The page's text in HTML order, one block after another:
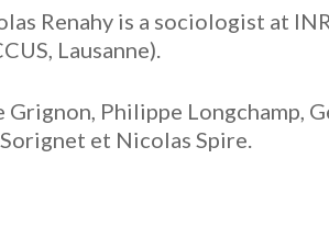
Renahy is a sociologist at
Lausanne).
Philippe Longchamp,
et Nicolas Spire.